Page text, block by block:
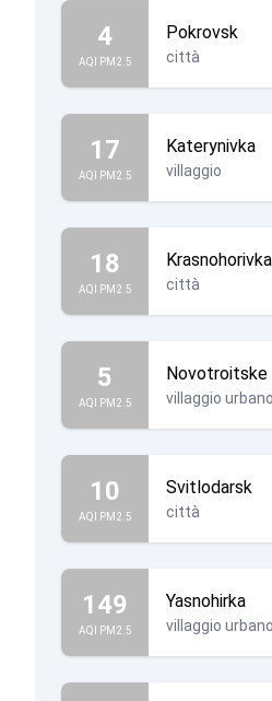
4
AQI PM2.5
Pokrovsk
città
17
AQI PM2.5
Katerynivka
villaggio
18
AQI PM2.5
Krasnohorivka
città
5
AQI PM2.5
Novotroitske
villaggio urbano
10
AQI PM2.5
Svitlodarsk
città
149
AQI PM2.5
Yasnohirka
villaggio urbano